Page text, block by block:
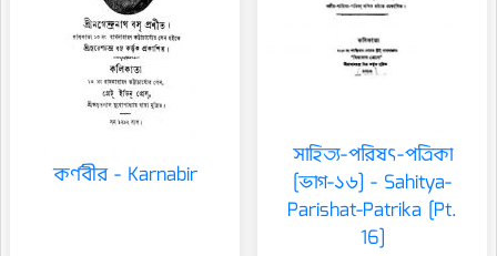
কর্ণবীর - Karnabir
সাহিত্য-পরিষৎ-পত্রিকা
[ভাগ-১৬] - Sahitya-
Parishat-Patrika [Pt.
16]